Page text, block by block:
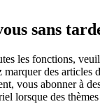
sans
les fonctions,
marquer des articles
vous abonner à
lorsque des thèmes